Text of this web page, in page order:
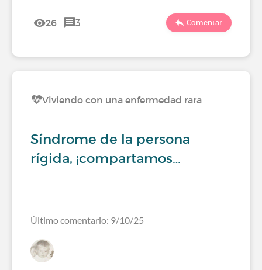
26 3 Comentar
Viviendo con una enfermedad rara
Síndrome de la persona
rígida, ¡compartamos…
Último comentario: 9/10/25